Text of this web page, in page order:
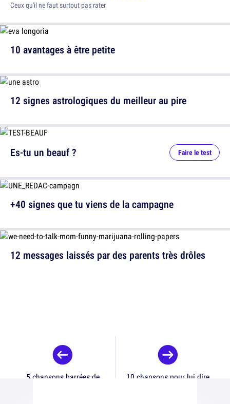
Ceux qu'il ne faut surtout pas rater
10 avantages à être petite
12 signes astrologiques du meilleur au pire
12 messages laissés par des parents très drôles
Es-tu un beauf ? Faire le test
+40 signes que tu viens de la campagne
5 chansons barrées de
10 chansons pour lui dire